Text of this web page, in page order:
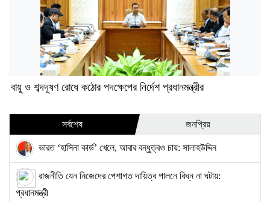
বায়ু ও শব্দদূষণ রোধে কঠোর পদক্ষেপের নির্দেশ প্রধানমন্ত্রীর
সর্বশেষ জনপ্রিয়
ভারত ‘হাসিনা কার্ড’ খেলে, আবার বন্ধুত্বও চায়: সালাহউদ্দিন
রাজনীতি যেন নিজেদের পেশাগত দায়িত্ব পালনে বিঘ্ন না ঘটায়:
প্রধানমন্ত্রী